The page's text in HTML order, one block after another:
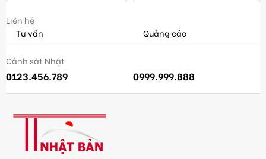
Liên hệ
Tư vấn
Quảng cáo
Cảnh sát Nhật
0123.456.789 0999.999.888